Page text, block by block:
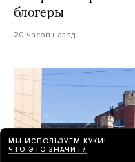
блогеры
20 часов назад
МЫ ИСПОЛЬЗУЕМ КУКИ!
ЧТО ЭТО ЗНАЧИТ?